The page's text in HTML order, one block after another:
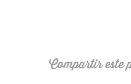
Compartir este